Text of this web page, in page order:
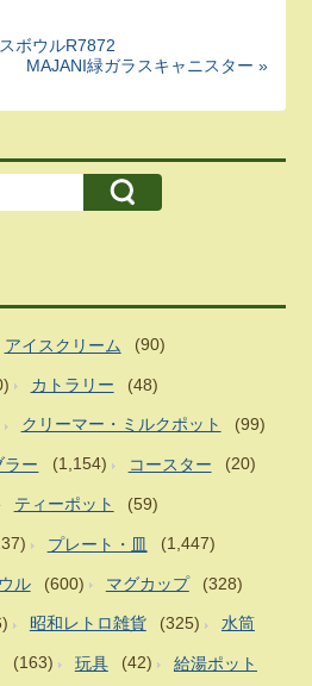
ボウルR7872
MAJANI緑ガラスキャニスター »
アイスクリーム (90)
カトラリー (48)
クリーマー・ミルクポット (99)
ラー (1,154) コースター (20)
ティーポット (59)
プレート・皿 (1,447)
ル (600) マグカップ (328)
昭和レトロ雑貨 (325) 水筒
(163) 玩具 (42) 給湯ポット